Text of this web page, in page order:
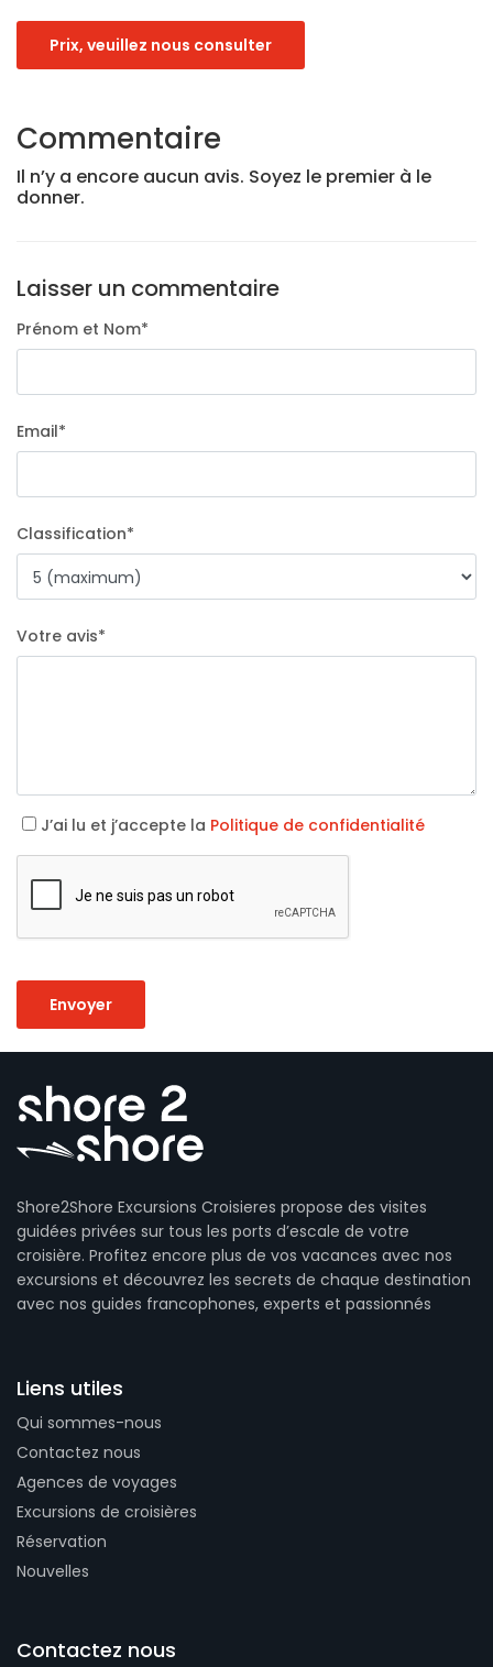
Prix, veuillez nous consulter
Commentaire
Il n’y a encore aucun avis. Soyez le premier à le
donner.
Laisser un commentaire
Prénom et Nom*
Email*
Classification*
Votre avis*
J’ai lu et j’accepte la Politique de confidentialité
Shore2Shore Excursions Croisieres propose des visites
guidées privées sur tous les ports d’escale de votre
croisière. Profitez encore plus de vos vacances avec nos
excursions et découvrez les secrets de chaque destination
avec nos guides francophones, experts et passionnés
Liens utiles
Qui sommes-nous
Contactez nous
Agences de voyages
Excursions de croisières
Réservation
Nouvelles
Contactez nous